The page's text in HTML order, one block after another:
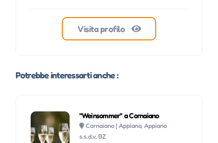
Visita profilo
Potrebbe interessarti anche :
"Weinsommer" a Cornaiano
Cornaiano | Appiano, Appiano
s.s.d.v, BZ